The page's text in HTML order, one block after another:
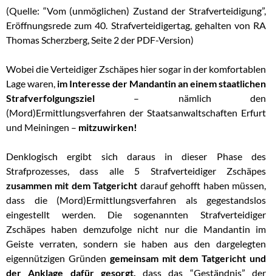
(Quelle: “Vom (unmöglichen) Zustand der Strafverteidigung”,
Eröffnungsrede zum 40. Strafverteidigertag, gehalten von RA
Thomas Scherzberg, Seite 2 der PDF-Version)
Wobei die Verteidiger Zschäpes hier sogar in der komfortablen
Lage waren, im Interesse der Mandantin an einem staatlichen
Strafverfolgungsziel – nämlich den
(Mord)Ermittlungsverfahren der Staatsanwaltschaften Erfurt
und Meiningen – mitzuwirken!
Denklogisch ergibt sich daraus in dieser Phase des
Strafprozesses, dass alle 5 Strafverteidiger Zschäpes
zusammen mit dem Tatgericht darauf gehofft haben müssen,
dass die (Mord)Ermittlungsverfahren als gegestandslos
eingestellt werden. Die sogenannten Strafverteidiger
Zschäpes haben demzufolge nicht nur die Mandantin im
Geiste verraten, sondern sie haben aus den dargelegten
eigennützigen Gründen gemeinsam mit dem Tatgericht und
der Anklage dafür gesorgt, dass das “Geständnis” der